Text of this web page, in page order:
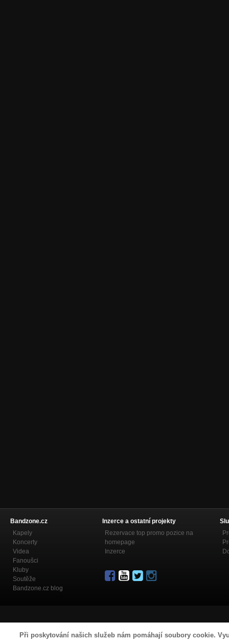
Při poskytování našich služeb nám pomáhají soubory cookie.
Bandzone.cz
Kapely
Koncerty
Videa
Fanoušci
Kluby
Soutěže
Bandzone.cz blog
Inzerce a ostatní projekty
Rezervace top promo pozice na
homepage
Inzerce